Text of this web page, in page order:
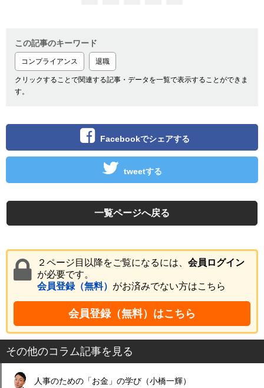
この記事のキーワード
コンプライアンス 退職
クリックすることで関連する記事・データを一覧で表示することができま
す。
Facebookでシェアする
tweetする
一覧ページへ戻る
２ページ目以降をご覧になるには、 会員ログイン
が必要です。
会員登録（無料） がお済みでない方はこちら
会員登録（無料）はこちら
その他のコラム記事を見る
人事のための「お金」の学び（小橋一輝）